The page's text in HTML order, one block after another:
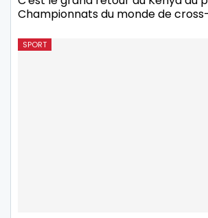
Championnats du monde de
SPORT